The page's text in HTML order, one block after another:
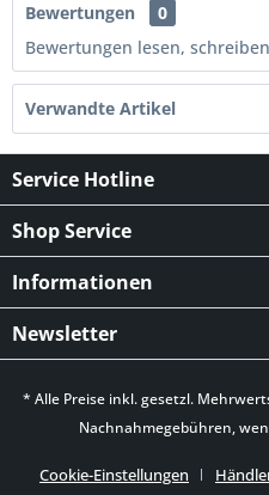
Bewertungen
0
Bewertungen lesen,
Verwandte Artikel
Service Hotline
Shop Service
Informationen
Newsletter
* Alle Preise inkl. gesetzl.
Nachnahmegebühren,
Cookie-Einstellungen